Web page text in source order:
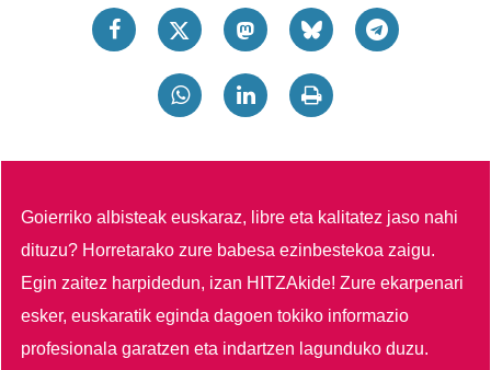
Goierriko albisteak euskaraz, libre eta kalitatez jaso nahi
dituzu? Horretarako zure babesa ezinbestekoa zaigu.
Egin zaitez harpidedun, izan HITZAkide!Zure ekarpenari
esker, euskaratik eginda dagoen tokiko informazio
profesionala garatzen eta indartzen lagunduko duzu.